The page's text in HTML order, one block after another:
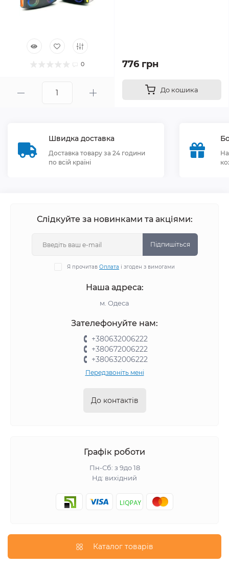
0 776 грн
До кошика
Швидка доставка
Доставка товару за 24 години
по всій країні
Слідкуйте за новинками та акціями:
Підпишіться
Я прочитав Оплата і згоден з вимогами
Наша адреса:
м. Одеса
Зателефонуйте нам:
+380632006222
+380672006222
+380632006222
Передзвоніть мені
До контактів
Графік роботи
Пн-Сб: з 9до 18
Нд: вихідний
Каталог товарів